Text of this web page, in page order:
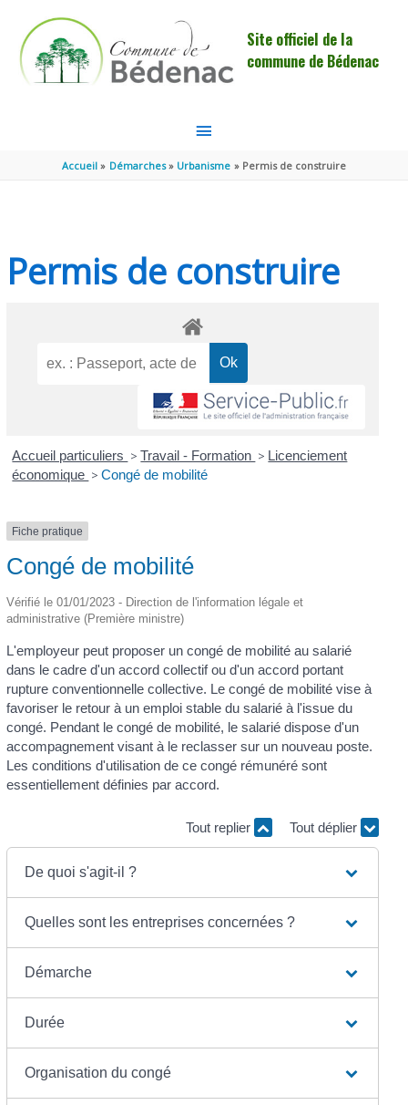
Site officiel de la
commune de Bédenac
MENU
PRINCIPAL
Accueil Démarches Urbanisme Permis de construire
Permis de construire
Accueil particuliers > Travail - Formation > Licenciement
économique > Congé de mobilité
Fiche pratique
Congé de mobilité
Vérifié le 01/01/2023 - Direction de l'information légale et
administrative (Première ministre)
L'employeur peut proposer un congé de mobilité au salarié
dans le cadre d'un accord collectif ou d'un accord portant
rupture conventionnelle collective. Le congé de mobilité vise à
favoriser le retour à un emploi stable du salarié à l'issue du
congé. Pendant le congé de mobilité, le salarié dispose d'un
accompagnement visant à le reclasser sur un nouveau poste.
Les conditions d'utilisation de ce congé rémunéré sont
essentiellement définies par accord.
Tout replier Tout déplier
De quoi s'agit-il ?
Quelles sont les entreprises concernées ?
Démarche
Durée
Organisation du congé